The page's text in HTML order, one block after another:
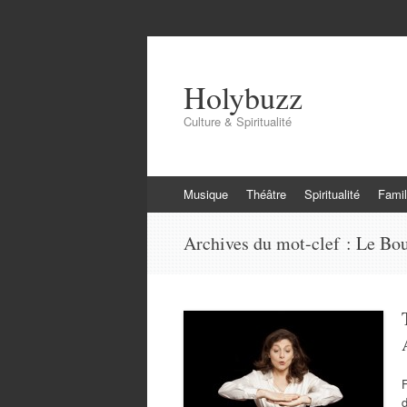
Holybuzz
Culture & Spiritualité
au
Musique Théâtre Spiritualité
Archives du mot-clef : Le